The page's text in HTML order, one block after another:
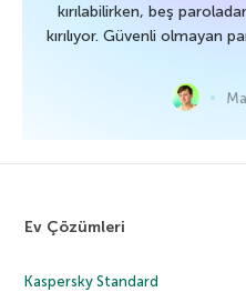
kırılabilirken, beş
kırılıyor. Güvenli olmayan
Ev Çözümleri
Kaspersky Standard